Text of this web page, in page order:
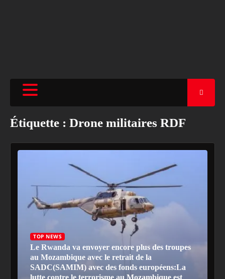
Étiquette : Drone militaires RDF
TOP NEWS
Le Rwanda va envoyer encore plus des troupes
au Mozambique avec le retrait de la
SADC(SAMIM) avec des fonds européens:La
lutte contre le terrorisme au Mozambique est